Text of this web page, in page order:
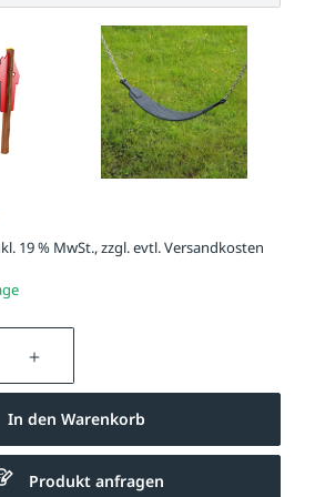
19 % MwSt., zzgl. evtl.Versandkosten
Gib den
In den Warenkorb
Produkt anfragen